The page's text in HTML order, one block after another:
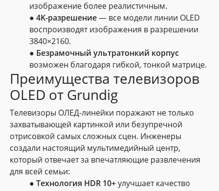
изображение более реалистичным.
● 4K-разрешение— все модели линии OLED
воспроизводят изображения в разрешении
3840×2160.
● Безрамочный ультратонкий корпус
возможен благодаря гибкой, тонкой матрице.
Преимущества телевизоров
OLED от Grundig
Телевизоры ОЛЕД-линейки поражают не только
захватывающей картинкой или безупречной
отрисовкой самых сложных сцен. Инженеры
создали настоящий мультимедийный центр,
который отвечает за впечатляющие развлечения
для всей семьи:
● Технология HDR 10+улучшает качество